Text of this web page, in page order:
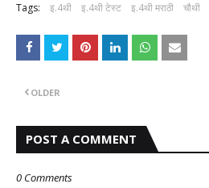
Tags: इ.4थी इ.4थी टेस्ट इ.4थी मराठी चौथी
OLDER
POST A COMMENT
0 Comments